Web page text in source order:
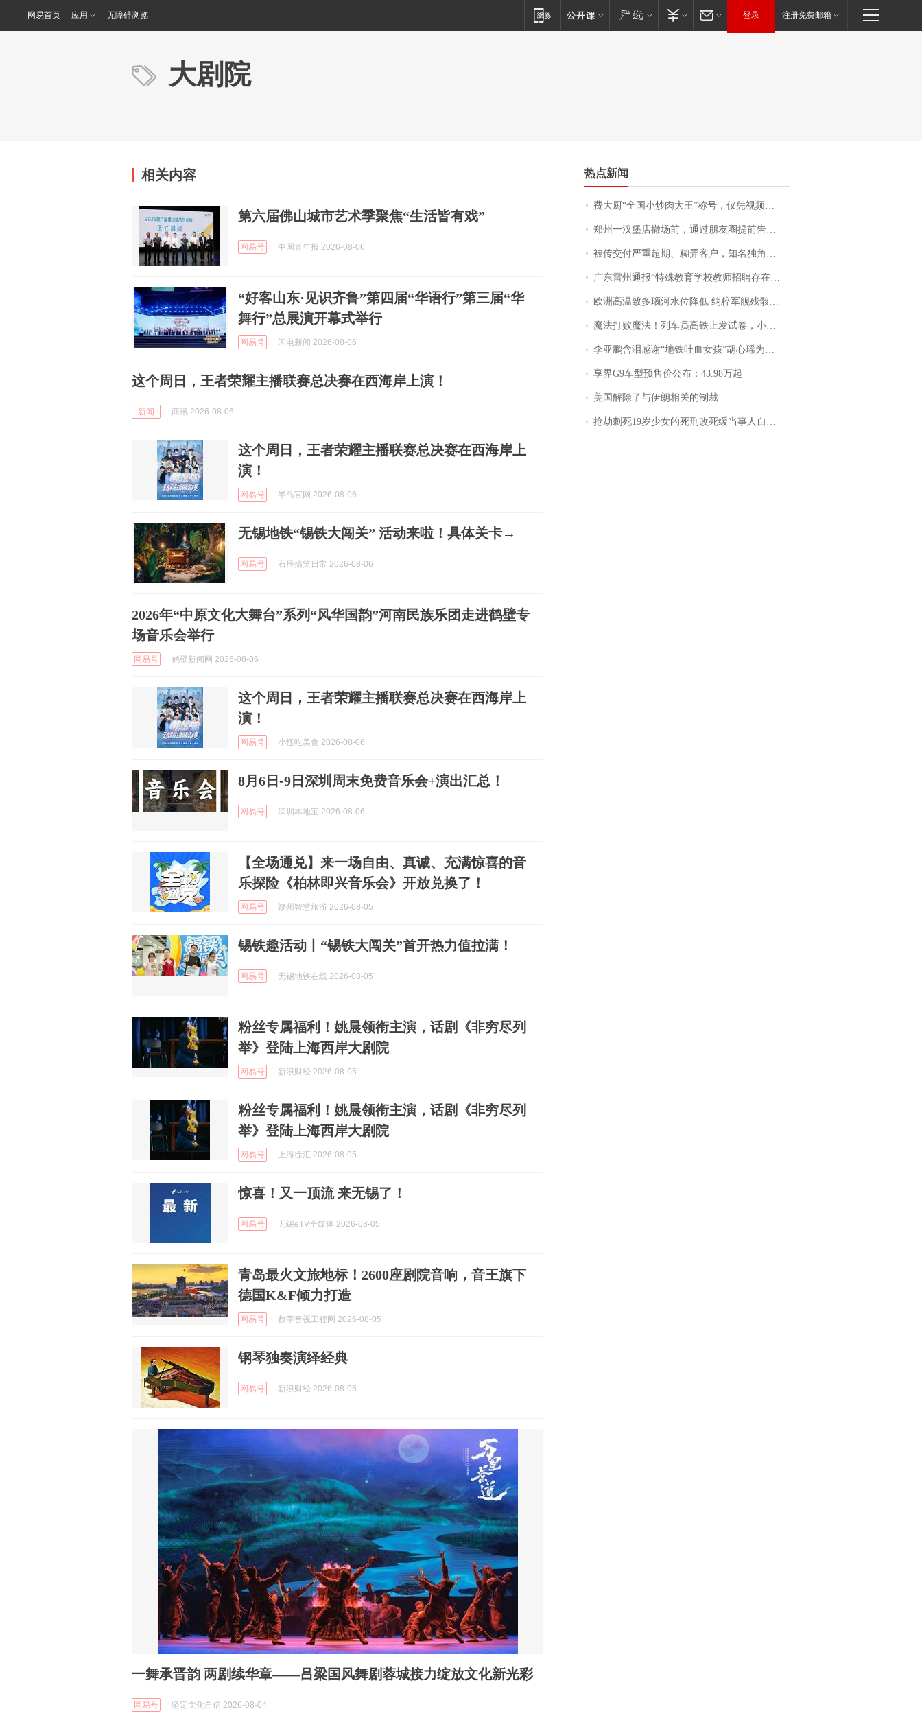
网易首页 应用 无障碍浏览 登录 注册免费邮箱
大剧院
相关内容
第六届佛山城市艺术季聚焦“生活皆有戏”
网易号 中国青年报 2026-08-06
“好客山东·见识齐鲁”第四届“华语行”第三届“华
舞行”总展演开幕式举行
网易号 闪电新闻 2026-08-06
这个周日，王者荣耀主播联赛总决赛在西海岸上演！
新闻 商讯 2026-08-06
这个周日，王者荣耀主播联赛总决赛在西海岸上
演！
网易号 半岛官网 2026-08-06
无锡地铁“锡铁大闯关” 活动来啦！具体关卡→
网易号 石辰搞笑日常 2026-08-06
2026年“中原文化大舞台”系列“风华国韵”河南民族乐团走进鹤壁专
场音乐会举行
网易号 鹤壁新闻网 2026-08-06
这个周日，王者荣耀主播联赛总决赛在西海岸上
演！
网易号 小怪吃美食 2026-08-06
8月6日-9日深圳周末免费音乐会+演出汇总！
网易号 深圳本地宝 2026-08-06
【全场通兑】来一场自由、真诚、充满惊喜的音
乐探险《柏林即兴音乐会》开放兑换了！
网易号 赣州智慧旅游 2026-08-05
锡铁趣活动丨“锡铁大闯关”首开热力值拉满！
网易号 无锡地铁在线 2026-08-05
粉丝专属福利！姚晨领衔主演，话剧《非穷尽列
举》登陆上海西岸大剧院
网易号 新浪财经 2026-08-05
粉丝专属福利！姚晨领衔主演，话剧《非穷尽列
举》登陆上海西岸大剧院
网易号 上海徐汇 2026-08-05
惊喜！又一顶流 来无锡了！
网易号 无锡eTV全媒体 2026-08-05
青岛最火文旅地标！2600座剧院音响，音王旗下
德国K&F倾力打造
网易号 数字音视工程网 2026-08-05
钢琴独奏演绎经典
网易号 新浪财经 2026-08-05
一舞承晋韵 两剧续华章——吕梁国风舞剧蓉城接力绽放文化新光彩
网易号 坚定文化自信 2026-08-04
热点新闻
费大厨“全国小炒肉大王”称号，仅凭视频评出？中国烹饪协会回应
郑州一汉堡店撤场前，通过朋友圈提前告知逐一退费，有顾客仅剩1元也全被退回，分文不少；顾客：言而有信，让人感动
被传交付严重超期、糊弄客户，知名独角兽车企创始人回应：都没证据，将依法采取措施，“本人长期与美国交管局保持沟通，对方表示肯定”
广东雷州通报“特殊教育学校教师招聘存在违规行为”：已启动问责程序 副校长被停职
欧洲高温致多瑙河水位降低 纳粹军舰残骸重见天日
魔法打败魔法！列车员高铁上发试卷，小朋友一秒静音，12306回应：列车员个人行为，不是铁路规定
李亚鹏含泪感谢“地铁吐血女孩”胡心瑶为嫣然天使捐99999元：这份捐赠太沉重，尊重其捐赠意愿，个人向胡心瑶和她的病友之家各捐赠99999元
享界G9车型预售价公布：43.98万起
美国解除了与伊朗相关的制裁
抢劫刺死19岁少女的死刑改死缓当事人自述：出狱11年间始终刻意躲避被害人家属